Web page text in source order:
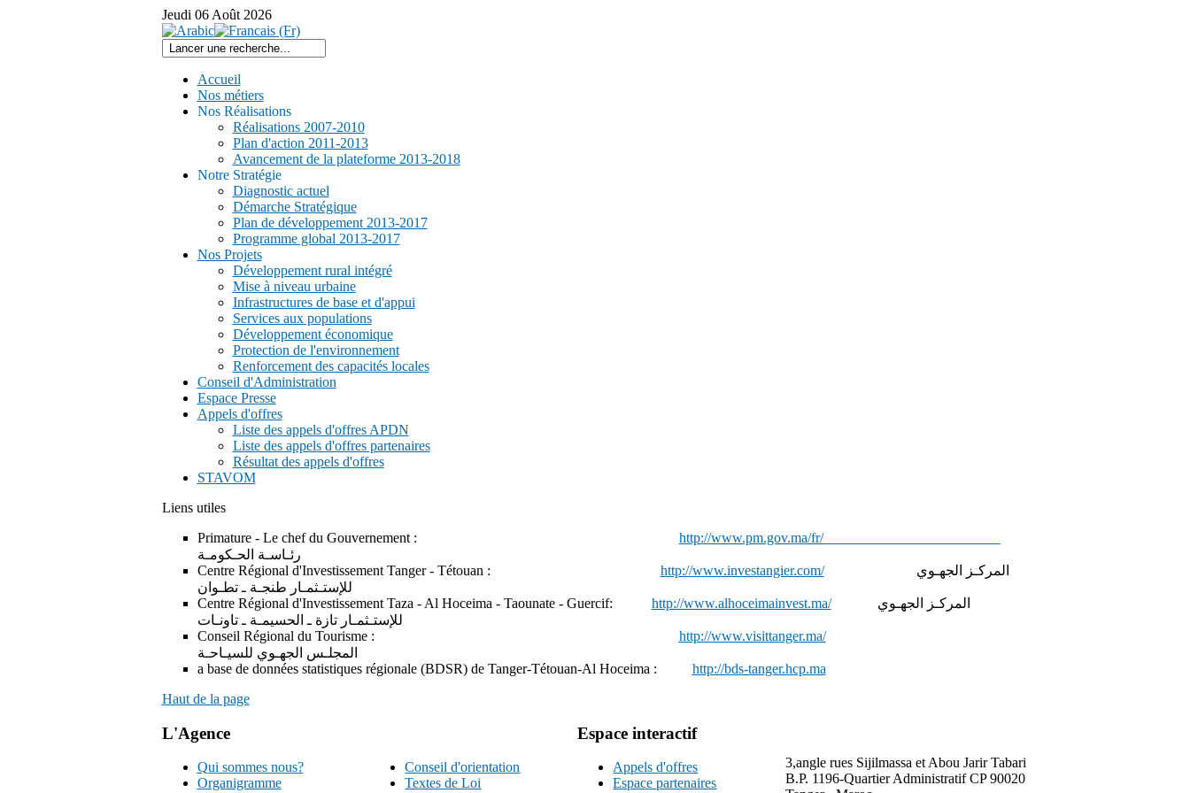
Jeudi 06 Août 2026
Accueil
Nos métiers
Nos Réalisations
Réalisations 2007-2010
Plan d'action 2011-2013
Avancement de la plateforme 2013-2018
Notre Stratégie
Diagnostic actuel
Démarche Stratégique
Plan de développement 2013-2017
Programme global 2013-2017
Nos Projets
Développement rural intégré
Mise à niveau urbaine
Infrastructures de base et d'appui
Services aux populations
Développement économique
Protection de l'environnement
Renforcement des capacités locales
Conseil d'Administration
Espace Presse
Appels d'offres
Liste des appels d'offres APDN
Liste des appels d'offres partenaires
Résultat des appels d'offres
STAVOM
Liens utiles
Primature - Le chef du Gouvernement : http://www.pm.gov.ma/fr/
Centre Régional d'Investissement Tanger - Tétouan : http://www.investangier.com/المركـز الجهـوي
للإستـثمـار طنجـة ـ تطـوان
Centre Régional d'Investissement Taza - Al Hoceima - Taounate - Guercif: http://www.alhoceimainvest.ma/المركـز الجهـوي
للإستـثمـار تازة ـ الحسيمـة ـ تاونـات
Conseil Régional du Tourisme : http://www.visittanger.ma/
a base de données statistiques régionale (BDSR) de Tanger-Tétouan-Al Hoceima : http://bds-tanger.hcp.ma
Haut de la page
L'Agence
Qui sommes nous?
Organigramme
Conseil d'orientation
Textes de Loi
Espace interactif
Appels d'offres
Espace partenaires
3,angle rues Sijilmassa et Abou Jarir Tabari
B.P. 1196-Quartier Administratif CP 90020